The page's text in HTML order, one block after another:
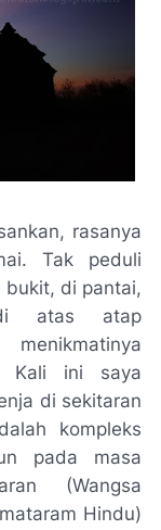
rasanya
Tak peduli
di pantai,
atas atap
Kali ini saya
di sekitaran
kompleks
pada masa
(Wangsa
Hindu)